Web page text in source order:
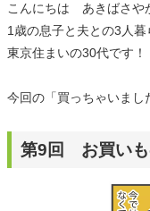
こんにちは あきばさや
1歳の息子と夫との3人暮
東京住まいの30代です！
今回の「買っちゃいまし
第9回 お買いも